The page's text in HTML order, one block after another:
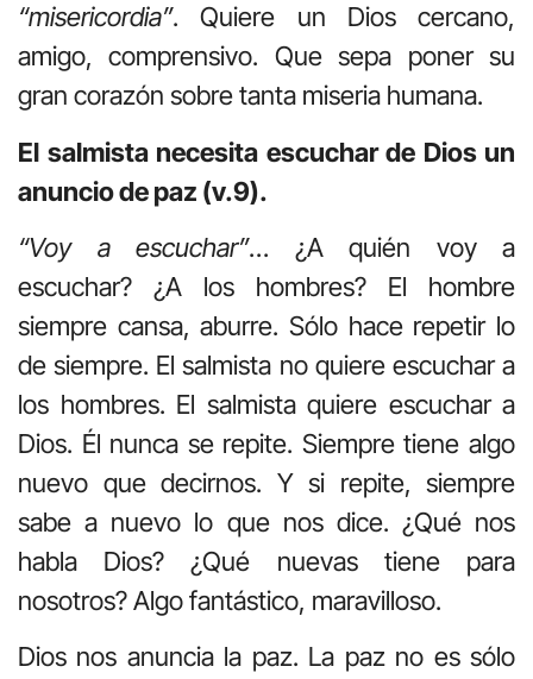
“misericordia”. Quiere un Dios cercano,
amigo, comprensivo. Que sepa poner su
gran corazón sobre tanta miseria humana.
El salmista necesita escuchar de Dios un
anuncio de paz (v.9).
“Voy a escuchar”… ¿A quién voy a
escuchar? ¿A los hombres? El hombre
siempre cansa, aburre. Sólo hace repetir lo
de siempre. El salmista no quiere escuchar a
los hombres. El salmista quiere escuchar a
Dios. Él nunca se repite. Siempre tiene algo
nuevo que decirnos. Y si repite, siempre
sabe a nuevo lo que nos dice. ¿Qué nos
habla Dios? ¿Qué nuevas tiene para
nosotros? Algo fantástico, maravilloso.
Dios nos anuncia la paz. La paz no es sólo